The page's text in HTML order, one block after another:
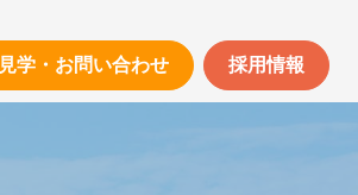
見学・お問い合わせ 採用情報